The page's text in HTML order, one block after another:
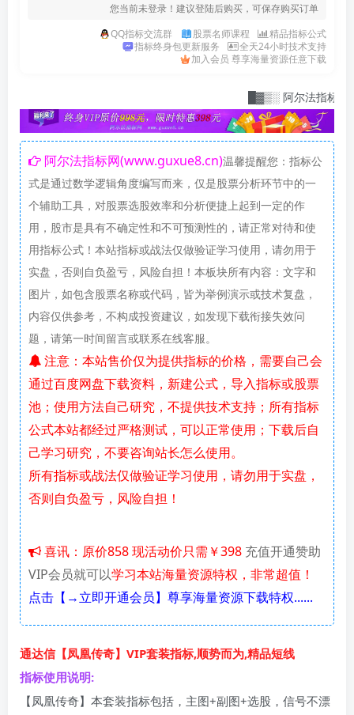
您当前未登录！建议登陆后购买，可保存购买订单
QQ指标交流群
股票名师课程
精品指标公式
指标终身包更新服务
全天24小时技术支持
加入会员 尊享海量资源任意下载
█▓▒░ 阿尔法指标网：指标爱好
阿尔法指标网(www.guxue8.cn)温馨提醒您：指标公
式是通过数学逻辑角度编写而来，仅是股票分析环节中的一
个辅助工具，对股票选股效率和分析便捷上起到一定的作
用，股市是具有不确定性和不可预测性的，请正常对待和使
用指标公式！本站指标或战法仅做验证学习使用，请勿用于
实盘，否则自负盈亏，风险自担！本板块所有内容：文字和
图片，如包含股票名称或代码，皆为举例演示或技术复盘，
内容仅供参考，不构成投资建议，如发现下载衔接失效问
题，请第一时间留言或联系在线客服。
通过百度网盘下载资料，新建公式，导入指标或股票
池；使用方法自己研究，不提供技术支持；所有指标
公式本站都经过严格测试，可以正常使用；下载后自
己学习研究，不要咨询站长怎么使用。
所有指标或战法仅做验证学习使用，请勿用于实盘，
否则自负盈亏，风险自担！
喜讯：原价858 现活动价只需￥398 充值开通赞助
VIP会员就可以学习本站海量资源特权，非常超值！
点击【→立即开通会员】尊享海量资源下载特权......
通达信【凤凰传奇】VIP套装指标,顺势而为,精品短线
指标使用说明:
【凤凰传奇】本套装指标包括，主图+副图+选股，信号不漂